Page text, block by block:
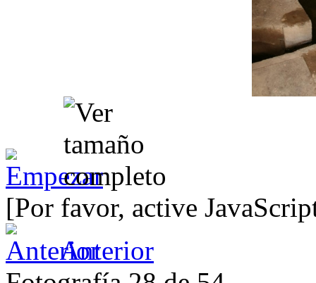
[Por favor, active
Anterior